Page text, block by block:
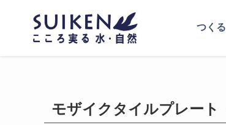
つくる
モザイクタイルプレート